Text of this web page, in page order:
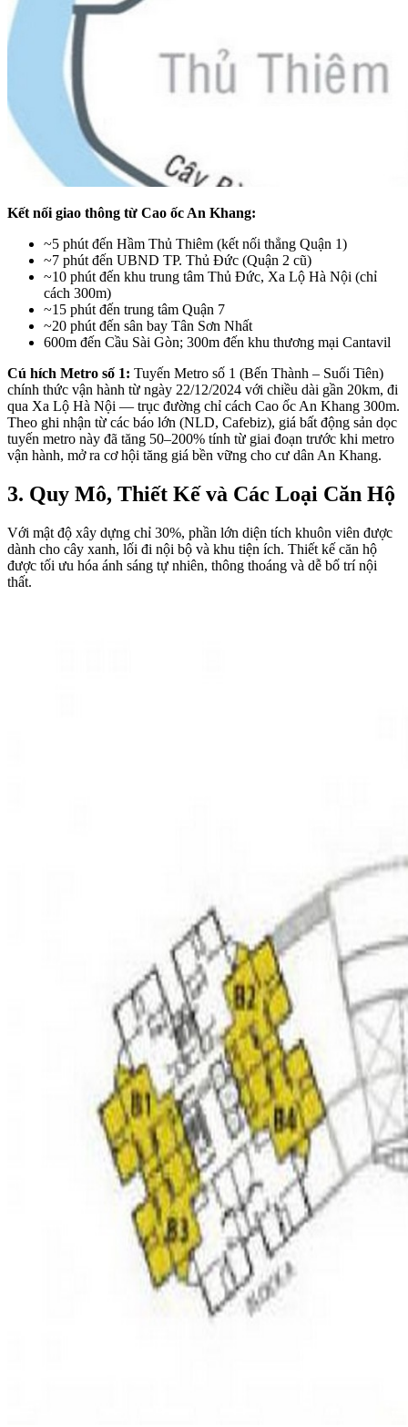
Kết nối giao thông từ Cao ốc An Khang:
~5 phút đến Hầm Thủ Thiêm (kết nối thẳng Quận 1)
~7 phút đến UBND TP. Thủ Đức (Quận 2 cũ)
~10 phút đến khu trung tâm Thủ Đức, Xa Lộ Hà Nội (chỉ
cách 300m)
~15 phút đến trung tâm Quận 7
~20 phút đến sân bay Tân Sơn Nhất
600m đến Cầu Sài Gòn; 300m đến khu thương mại Cantavil
Cú hích Metro số 1: Tuyến Metro số 1 (Bến Thành – Suối Tiên)
chính thức vận hành từ ngày 22/12/2024 với chiều dài gần 20km, đi
qua Xa Lộ Hà Nội — trục đường chỉ cách Cao ốc An Khang 300m.
Theo ghi nhận từ các báo lớn (NLD, Cafebiz), giá bất động sản dọc
tuyến metro này đã tăng 50–200% tính từ giai đoạn trước khi metro
vận hành, mở ra cơ hội tăng giá bền vững cho cư dân An Khang.
3. Quy Mô, Thiết Kế và Các Loại Căn Hộ
Với mật độ xây dựng chỉ 30%, phần lớn diện tích khuôn viên được
dành cho cây xanh, lối đi nội bộ và khu tiện ích. Thiết kế căn hộ
được tối ưu hóa ánh sáng tự nhiên, thông thoáng và dễ bố trí nội
thất.